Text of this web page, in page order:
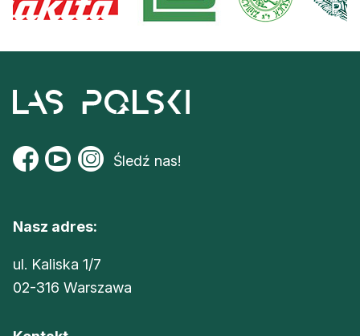
Śledź nas!
Nasz adres:
ul. Kaliska 1/7
02-316 Warszawa